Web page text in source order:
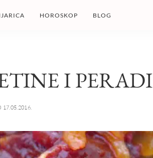
HOROSKOP BLOG
I PERADI
17.05.2016.